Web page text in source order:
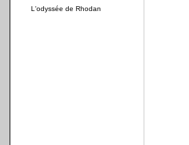
L'odyssée de Rhodan